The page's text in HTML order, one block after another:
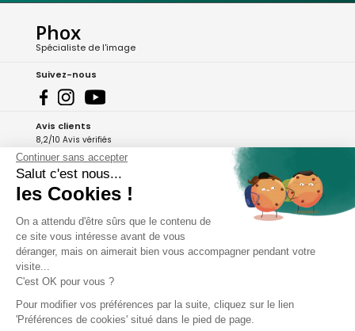
Phox
Spécialiste de l'image
Suivez-nous
Avis clients
8,2/10 Avis vérifiés
L'Appli Phox
A propos de Phox
Services et garanties
Continuer sans accepter
Salut c'est nous...
les Cookies !
On a attendu d'être sûrs que le contenu de
ce site vous intéresse avant de vous
déranger, mais on aimerait bien vous accompagner pendant votre
visite...
C'est OK pour vous ?
Pour modifier vos préférences par la suite, cliquez sur le lien
'Préférences de cookies' situé dans le pied de page.